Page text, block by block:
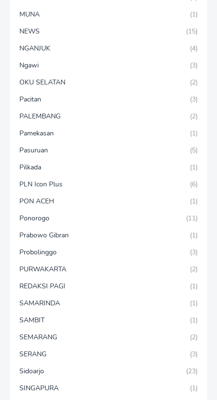
MUNA
(1)
NEWS
(15)
NGANJUK
(4)
Ngawi
(3)
OKU SELATAN
(2)
Pacitan
(3)
PALEMBANG
(2)
Pamekasan
(1)
Pasuruan
(5)
Pilkada
(1)
PLN Icon Plus
(6)
PON ACEH
(1)
Ponorogo
(11)
Prabowo Gibran
(1)
Probolinggo
(3)
PURWAKARTA
(2)
REDAKSI PAGI
(1)
SAMARINDA
(1)
SAMBIT
(1)
SEMARANG
(2)
SERANG
(3)
Sidoarjo
(23)
SINGAPURA
(1)